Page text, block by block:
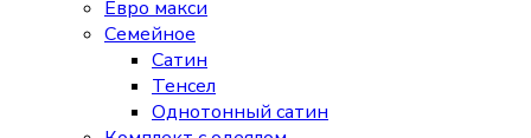
Евро макси
Семейное
Сатин
Тенсел
Однотонный сатин